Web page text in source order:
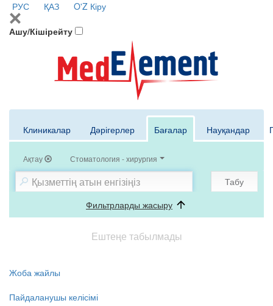
РУС ҚАЗ O'Z Кіру
Ашу/Кішірейту
Клиникалар Дәрігерлер Бағалар Науқандар
Ақтау Стоматология - хирургия
Табу
Фильтрларды жасыру
Ештеңе табылмады
Жоба жайлы
Пайдаланушы келісімі